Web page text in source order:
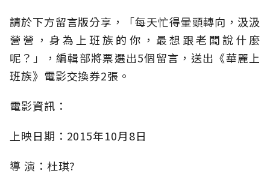
請於下方留言版分享，「每天忙得暈頭轉向，汲汲
營營，身為上班族的你，最想跟老闆說什麼
呢？」，編輯部將票選出5個留言，送出《華麗上
班族》電影交換券2張。
電影資訊：
上映日期：2015年10月8日
導 演：杜琪?